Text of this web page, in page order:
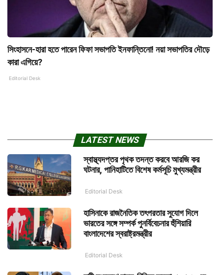
সিংহাসনে-হারা হতে পারেন ফিফা সভাপতি ইনফান্তিনো! নয়া সভাপতির দৌড়ে
কারা এগিয়ে?
Editorial Desk
LATEST NEWS
স্বাস্থ্যদপ্তর পৃথক তদন্ত করবে আরজি কর
ঘটনার, পানিহাটিতে বিশেষ কর্মসূচি মুখ্যমন্ত্রীর
Editorial Desk
হাসিনাকে রাজনৈতিক তৎপরতার সুযোগ দিলে
ভারতের সঙ্গে সম্পর্ক পুনর্বিবেচনার হুঁশিয়ারি
বাংলাদেশের স্বরাষ্ট্রমন্ত্রীর
Editorial Desk